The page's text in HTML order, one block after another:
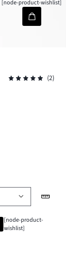
[node-product-wishlist]
(2)
[node-product-
wishlist]